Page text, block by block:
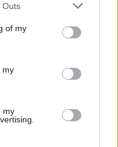
Outs
of my
my
my
76 (26,86%)